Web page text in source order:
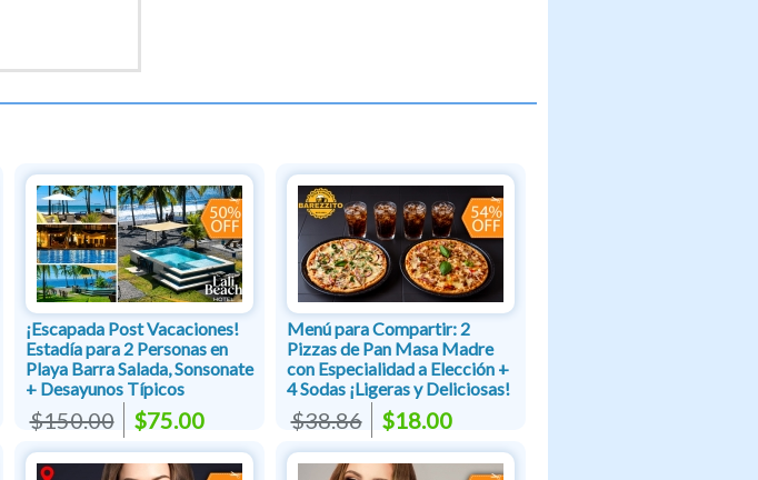
¡Escapada Post Vacaciones!
Estadía para 2 Personas en
Playa Barra Salada, Sonsonate
+ Desayunos Típicos
$150.00 $75.00
Menú para Compartir: 2
Pizzas de Pan Masa Madre
con Especialidad a Elección +
4 Sodas ¡Ligeras y Deliciosas!
$38.86 $18.00